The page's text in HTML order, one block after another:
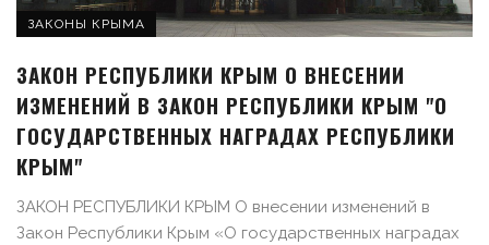
ЗАКОНЫ КРЫМА
ЗАКОН РЕСПУБЛИКИ КРЫМ О ВНЕСЕНИИ
ИЗМЕНЕНИЙ В ЗАКОН РЕСПУБЛИКИ КРЫМ "О
ГОСУДАРСТВЕННЫХ НАГРАДАХ РЕСПУБЛИКИ
КРЫМ"
ЗАКОН РЕСПУБЛИКИ КРЫМ О внесении изменений в
Закон Республики Крым «О государственных наградах